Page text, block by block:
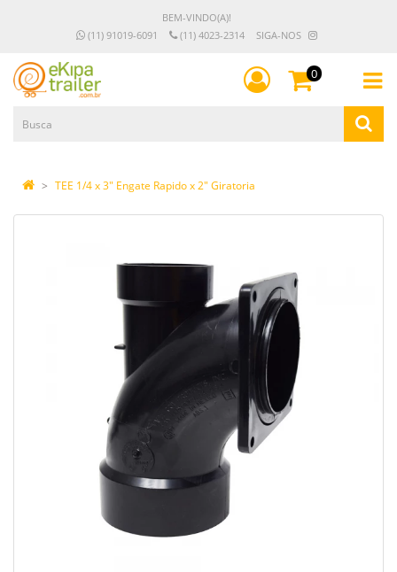
BEM-VINDO(A)!
(11) 91019-6091
(11) 4023-2314 SIGA-NOS
0
TEE 1/4 x 3" Engate Rapido x 2" Giratoria